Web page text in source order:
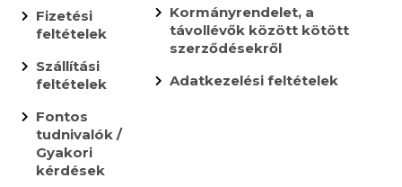
Fizetési
feltételek
Szállítási
feltételek
Fontos
tudnivalók /
Gyakori
kérdések
Kormányrendelet, a
távollévők között kötött
szerződésekről
Adatkezelési feltételek